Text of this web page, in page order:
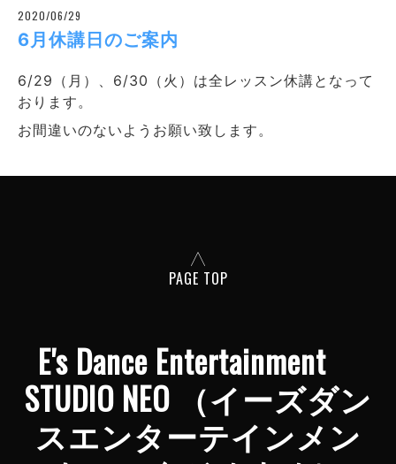
2020/06/29
6月休講日のご案内
6/29（月）、6/30（火）は全レッスン休講となって
おります。
お間違いのないようお願い致します。
PAGE TOP
E's Dance Entertainment
STUDIO NEO （イーズダン
スエンターテインメン